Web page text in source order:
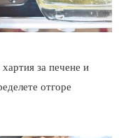
за печене и
отгоре